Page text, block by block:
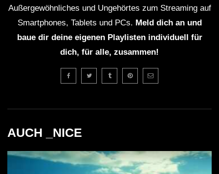
Außergewöhnliches und Ungehörtes zum Streaming auf
Smartphones, Tablets und PCs. Meld dich an und
baue dir deine eigenen Playlisten individuell für
dich, für alle, zusammen!
AUCH _NICE